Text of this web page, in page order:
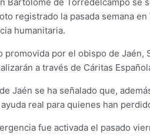
registrado la pasada semana
humanitaria.
promovida por el obispo de
a través de Cáritas
Jaén se ha señalado que,
real para quienes han
fue activada el pasado